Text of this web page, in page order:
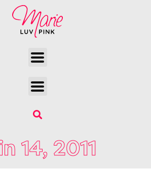
14, 2011